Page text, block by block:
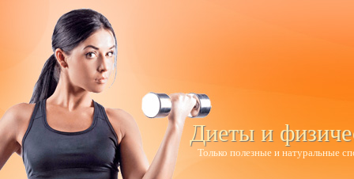
Диеты и
Только полезные и натуральные